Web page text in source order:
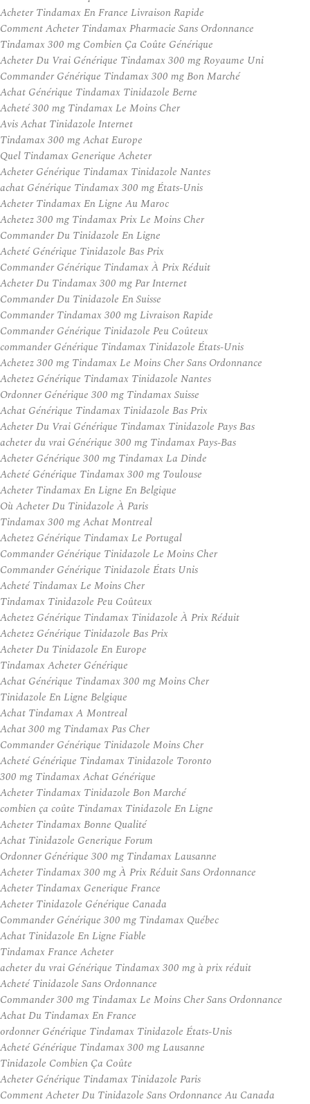
Acheter Tindamax En France Livraison Rapide
Comment Acheter Tindamax Pharmacie Sans Ordonnance
Tindamax 300 mg Combien Ça Coûte Générique
Acheter Du Vrai Générique Tindamax 300 mg Royaume Uni
Commander Générique Tindamax 300 mg Bon Marché
Achat Générique Tindamax Tinidazole Berne
Acheté 300 mg Tindamax Le Moins Cher
Avis Achat Tinidazole Internet
Tindamax 300 mg Achat Europe
Quel Tindamax Generique Acheter
Acheter Générique Tindamax Tinidazole Nantes
achat Générique Tindamax 300 mg États-Unis
Acheter Tindamax En Ligne Au Maroc
Achetez 300 mg Tindamax Prix Le Moins Cher
Commander Du Tinidazole En Ligne
Acheté Générique Tinidazole Bas Prix
Commander Générique Tindamax À Prix Réduit
Acheter Du Tindamax 300 mg Par Internet
Commander Du Tinidazole En Suisse
Commander Tindamax 300 mg Livraison Rapide
Commander Générique Tinidazole Peu Coûteux
commander Générique Tindamax Tinidazole États-Unis
Achetez 300 mg Tindamax Le Moins Cher Sans Ordonnance
Achetez Générique Tindamax Tinidazole Nantes
Ordonner Générique 300 mg Tindamax Suisse
Achat Générique Tindamax Tinidazole Bas Prix
Acheter Du Vrai Générique Tindamax Tinidazole Pays Bas
acheter du vrai Générique 300 mg Tindamax Pays-Bas
Acheter Générique 300 mg Tindamax La Dinde
Acheté Générique Tindamax 300 mg Toulouse
Acheter Tindamax En Ligne En Belgique
Où Acheter Du Tinidazole À Paris
Tindamax 300 mg Achat Montreal
Achetez Générique Tindamax Le Portugal
Commander Générique Tinidazole Le Moins Cher
Commander Générique Tinidazole États Unis
Acheté Tindamax Le Moins Cher
Tindamax Tinidazole Peu Coûteux
Achetez Générique Tindamax Tinidazole À Prix Réduit
Achetez Générique Tinidazole Bas Prix
Acheter Du Tinidazole En Europe
Tindamax Acheter Générique
Achat Générique Tindamax 300 mg Moins Cher
Tinidazole En Ligne Belgique
Achat Tindamax A Montreal
Achat 300 mg Tindamax Pas Cher
Commander Générique Tinidazole Moins Cher
Acheté Générique Tindamax Tinidazole Toronto
300 mg Tindamax Achat Générique
Acheter Tindamax Tinidazole Bon Marché
combien ça coûte Tindamax Tinidazole En Ligne
Acheter Tindamax Bonne Qualité
Achat Tinidazole Generique Forum
Ordonner Générique 300 mg Tindamax Lausanne
Acheter Tindamax 300 mg À Prix Réduit Sans Ordonnance
Acheter Tindamax Generique France
Acheter Tinidazole Générique Canada
Commander Générique 300 mg Tindamax Québec
Achat Tinidazole En Ligne Fiable
Tindamax France Acheter
acheter du vrai Générique Tindamax 300 mg à prix réduit
Acheté Tinidazole Sans Ordonnance
Commander 300 mg Tindamax Le Moins Cher Sans Ordonnance
Achat Du Tindamax En France
ordonner Générique Tindamax Tinidazole États-Unis
Acheté Générique Tindamax 300 mg Lausanne
Tinidazole Combien Ça Coûte
Acheter Générique Tindamax Tinidazole Paris
Comment Acheter Du Tinidazole Sans Ordonnance Au Canada